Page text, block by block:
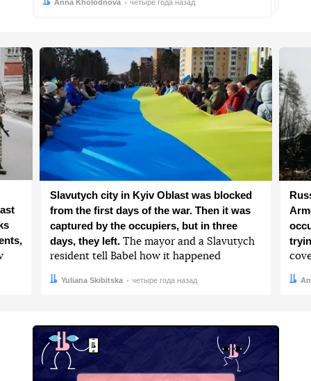
Автор:Anna Kholodnova
Дата: четыре года назад
Slavutych city in Kyiv Oblast was blocked
from the first days of the war. Then it was
captured by the occupiers, but in three
days, they left. The mayor and a Slavutych
resident tell Babel how it happened
Автор:
Yuliana Skibitska
Дата: четыре года назад Дата: